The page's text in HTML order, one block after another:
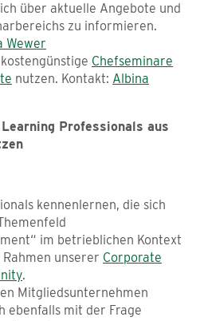
über aktuelle Angebote und
zu informieren.
Wewer
Chefseminare
nutzen. Kontakt: Albina
Professionals aus
kennenlernen, die sich
im betrieblichen Kontext
Rahmen unserer Corporate
.
Mitgliedsunternehmen
ebenfalls mit der Frage